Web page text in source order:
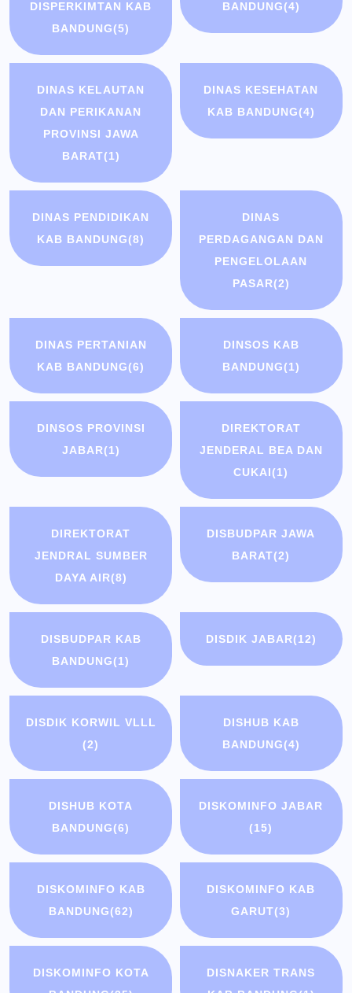
DISPERKIMTAN KAB
BANDUNG(5)
BANDUNG(4)
DINAS KELAUTAN
DAN PERIKANAN
PROVINSI JAWA
BARAT(1)
DINAS KESEHATAN
KAB BANDUNG(4)
DINAS PENDIDIKAN
KAB BANDUNG(8)
DINAS
PERDAGANGAN DAN
PENGELOLAAN
PASAR(2)
DINAS PERTANIAN
KAB BANDUNG(6)
DINSOS KAB
BANDUNG(1)
DINSOS PROVINSI
JABAR(1)
DIREKTORAT
JENDERAL BEA DAN
CUKAI(1)
DIREKTORAT
JENDRAL SUMBER
DAYA AIR(8)
DISBUDPAR JAWA
BARAT(2)
DISBUDPAR KAB
BANDUNG(1)
DISDIK JABAR(12)
DISDIK KORWIL VLLL
(2)
DISHUB KAB
BANDUNG(4)
DISHUB KOTA
BANDUNG(6)
DISKOMINFO JABAR
(15)
DISKOMINFO KAB
BANDUNG(62)
DISKOMINFO KAB
GARUT(3)
DISKOMINFO KOTA
DISNAKER TRANS